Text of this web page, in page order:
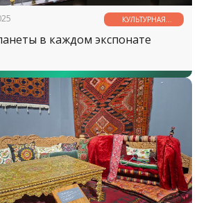
КУЛЬТУРНАЯ
СТРАНИЧКА
в каждом экспонате